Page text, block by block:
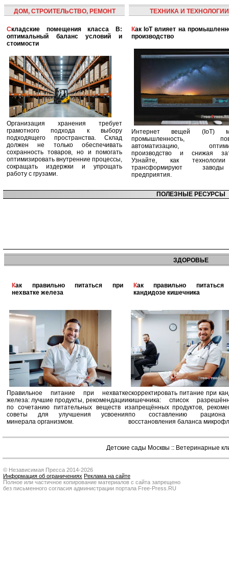
ДОМ, СТРОИТЕЛЬСТВО, РЕМОНТ
Складские помещения класса B:
оптимальный баланс условий и
стоимости
Организация хранения требует
грамотного подхода к выбору
подходящего пространства. Склад
должен не только обеспечивать
сохранность товаров, но и помогать
оптимизировать внутренние процессы,
сокращать издержки и упрощать
работу с грузами.
ТЕХНИКА И ТЕХНОЛОГИИ
Как IoT влияет на промышленность и
производство
Интернет вещей (IoT)
промышленность,
автоматизацию,
производство и снижая
Узнайте, как
трансформируют
предприятия.
ПОЛЕЗНЫЕ РЕСУРСЫ
ЗДОРОВЬЕ
Как правильно питаться при
нехватке железа
Правильное питание при нехватке
железа: лучшие продукты, рекомендации
по сочетанию питательных веществ и
советы для улучшения усвоения
минерала организмом.
Как правильно питаться при
кандидозе кишечника
скорректировать питание при
кишечника: список
запрещённых продуктов,
по составлению
восстановления баланса
Детские сады Москвы :: Ветеринарные
© Независимая Пресса 2014-2026
Информация об ограничениях Реклама на сайте
Полное или частичное копирование материалов с сайта запрещено
без письменного согласия администрации портала Free-Press.RU